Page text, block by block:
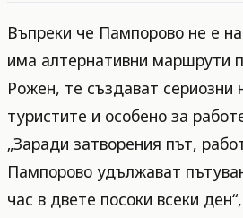
Въпреки че Пампорово не е
има алтернативни маршрути
Рожен, те създават сериозни
туристите и особено за
„Заради затворения път,
Пампорово удължават
час в двете посоки всеки